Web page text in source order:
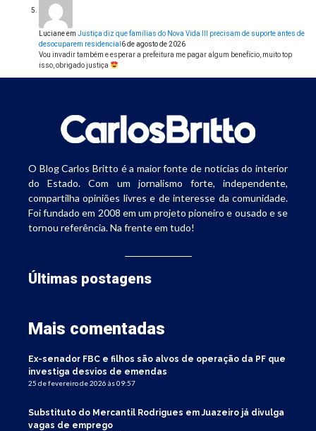
Lucianeem Justiça diz que famílias do Nova Vida III precisam de suporte antes de
desocuparem residencial 6 de agosto de 2026
Vou invadir também e esperar a prefeitura me pagar algum benefício, muito top
isso, obrigado justiça
O Blog Carlos Britto é a maior fonte de notícias do interior
do Estado. Com um jornalismo forte, independente,
compartilha opiniões livres e de interesse da comunidade.
Foi fundado em 2008 em um projeto pioneiro e ousado e se
tornou referência. Na frente em tudo!
Últimas postagens
Mais comentadas
Ex-senador FBC e filhos são alvos de operação da PF que
investiga desvios de emendas
25 de fevereiro de 2026 às 09:57
Substituto do Mercantil Rodrigues em Juazeiro já divulga
vagas de emprego